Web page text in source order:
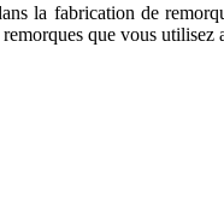
la fabrication de
que vous utilisez